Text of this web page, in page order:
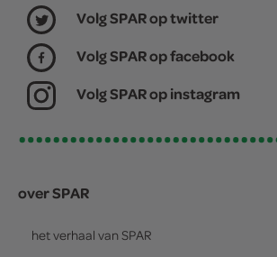
Volg SPAR op twitter
Volg SPAR op facebook
Volg SPAR op instagram
over SPAR
het verhaal van SPAR